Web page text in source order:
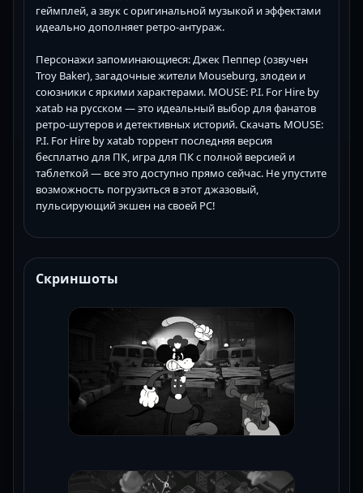
геймплей, а звук с оригинальной музыкой и эффектами
идеально дополняет ретро-антураж.
Персонажи запоминающиеся: Джек Пеппер (озвучен
Troy Baker), загадочные жители Mouseburg, злодеи и
союзники с яркими характерами. MOUSE: P.I. For Hire by
xatab на русском — это идеальный выбор для фанатов
ретро-шутеров и детективных историй. Скачать MOUSE:
P.I. For Hire by xatab торрент последняя версия
бесплатно для ПК, игра для ПК с полной версией и
таблеткой — все это доступно прямо сейчас. Не упустите
возможность погрузиться в этот джазовый,
пульсирующий экшен на своей PC!
Скриншоты